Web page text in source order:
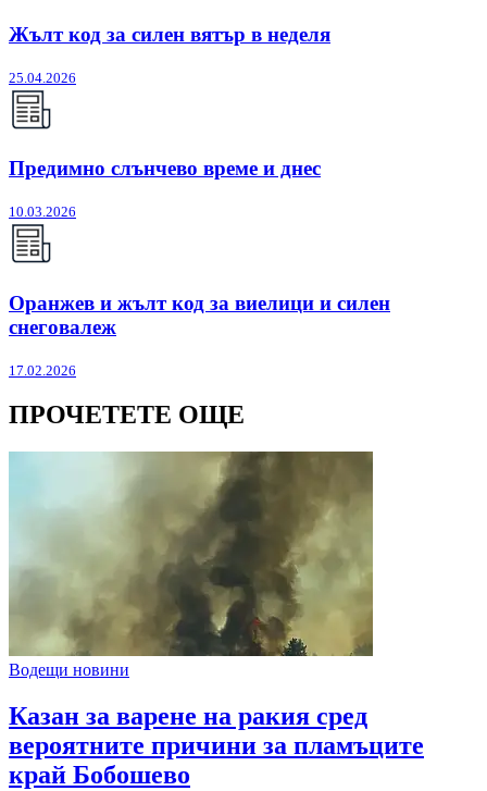
Жълт код за силен вятър в неделя
25.04.2026
Предимно слънчево време и днес
10.03.2026
Оранжев и жълт код за виелици и силен
снеговалеж
17.02.2026
ПРОЧЕТЕТЕ ОЩЕ
Водещи новини
Казан за варене на ракия сред
вероятните причини за пламъците
край Бобошево